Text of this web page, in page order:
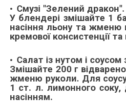
Смузі "Зелений дракон".
У блендері змішайте 1
насіння льону та жменю
кремової консистенції
Салат із нутом і соусом
Змішайте 200 г
жменю руколи. Для
1 ст. л. лимонного соку,
насінням.